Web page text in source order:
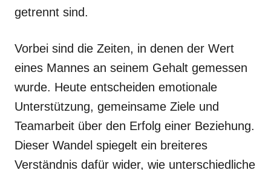
getrennt sind.
Vorbei sind die Zeiten, in denen der Wert
eines Mannes an seinem Gehalt gemessen
wurde. Heute entscheiden emotionale
Unterstützung, gemeinsame Ziele und
Teamarbeit über den Erfolg einer Beziehung.
Dieser Wandel spiegelt ein breiteres
Verständnis dafür wider, wie unterschiedliche